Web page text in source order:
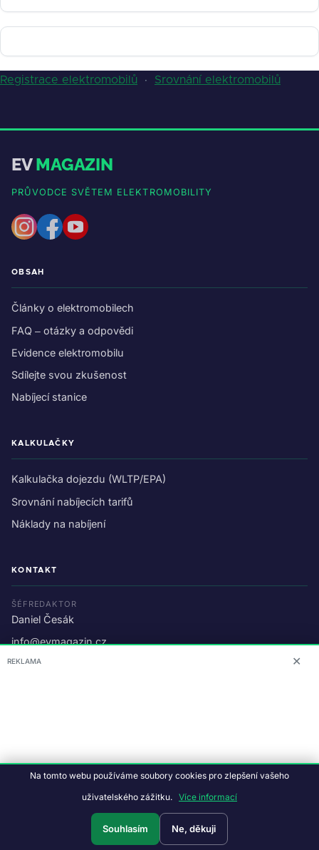
Registrace elektromobilů · Srovnání elektromobilů
EVMAGAZIN
PRŮVODCE SVĚTEM ELEKTROMOBILITY
OBSAH
Články o elektromobilech
FAQ – otázky a odpovědi
Evidence elektromobilu
Sdílejte svou zkušenost
Nabíjecí stanice
KALKULAČKY
Kalkulačka dojezdu (WLTP/EPA)
Srovnání nabíjecích tarifů
Náklady na nabíjení
KONTAKT
ŠÉFREDAKTOR
Daniel Česák
info@evmagazin.cz
O nás
© 2026 EV Magazin.Podmínky a ochrana dat.
Studiografix
REKLAMA ✕
Na tomto webu používáme soubory cookies pro zlepšení vašeho
uživatelského zážitku. Více informací
Souhlasím Ne, děkuji